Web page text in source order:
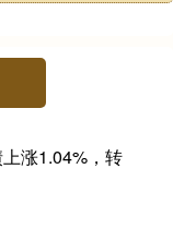
涨1.04%，转